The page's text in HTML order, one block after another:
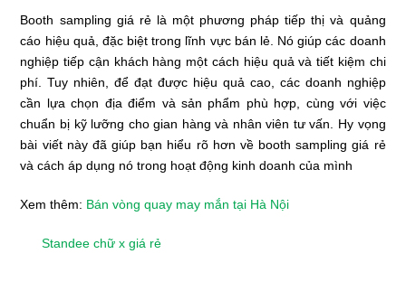
Booth sampling giá rẻ là một phương pháp tiếp thị và quảng
cáo hiệu quả, đặc biệt trong lĩnh vực bán lẻ. Nó giúp các doanh
nghiệp tiếp cận khách hàng một cách hiệu quả và tiết kiệm chi
phí. Tuy nhiên, để đạt được hiệu quả cao, các doanh nghiệp
cần lựa chọn địa điểm và sản phẩm phù hợp, cùng với việc
chuẩn bị kỹ lưỡng cho gian hàng và nhân viên tư vấn. Hy vọng
bài viết này đã giúp bạn hiểu rõ hơn về booth sampling giá rẻ
và cách áp dụng nó trong hoạt động kinh doanh của mình
Xem thêm: Bán vòng quay may mắn tại Hà Nội
Standee chữ x giá rẻ